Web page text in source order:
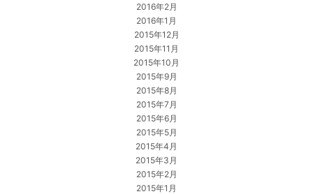
2016年2月
2016年1月
2015年12月
2015年11月
2015年10月
2015年9月
2015年8月
2015年7月
2015年6月
2015年5月
2015年4月
2015年3月
2015年2月
2015年1月